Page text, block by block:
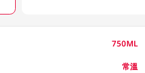
750ML
常溫